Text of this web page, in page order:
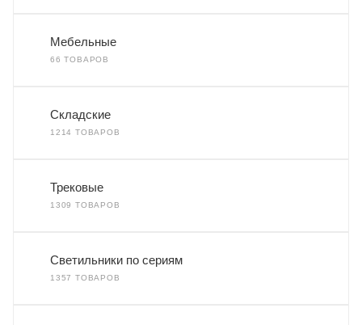
Мебельные
66 ТОВАРОВ
Складские
1214 ТОВАРОВ
Трековые
1309 ТОВАРОВ
Светильники по сериям
1357 ТОВАРОВ